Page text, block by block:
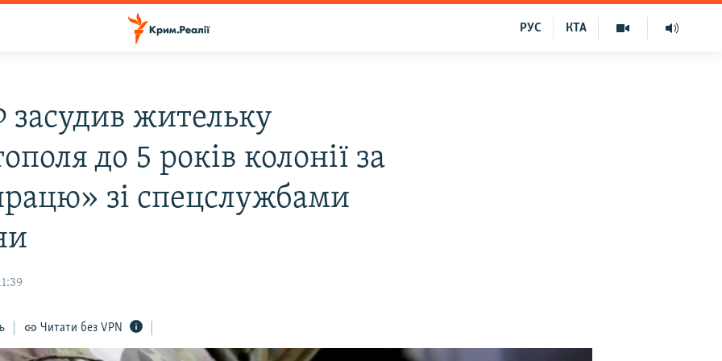
КТА
РУС
засудив жительку
до 5 років колонії за
зі спецслужбами
Читати без VPN